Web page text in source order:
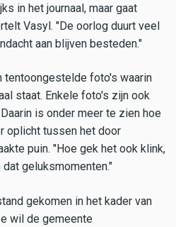
in het journaal, maar gaat
Vasyl. "De oorlog duurt veel
aan blijven besteden."
tentoongestelde foto's waarin
staat. Enkele foto's zijn ook
is onder meer te zien hoe
oplicht tussen het door
puin. "Hoe gek het ook klink,
geluksmomenten."
gekomen in het kader van
wil de gemeente